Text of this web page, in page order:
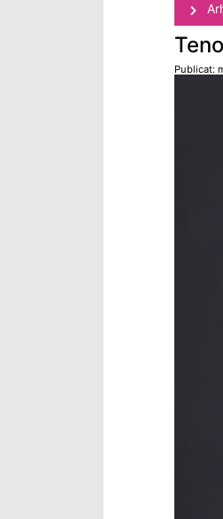
Publicat: